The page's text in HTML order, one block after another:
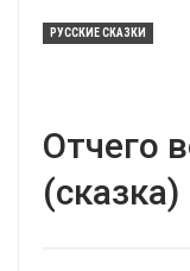
РУССКИЕ СКАЗКИ
Отчего
(сказка)